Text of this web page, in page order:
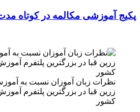
پکیج آموزشی مکالمه در کوتاه
نظرات زبان آموزان نسبت به
زرین قبا در بزرگترین پلتفرم
کشور